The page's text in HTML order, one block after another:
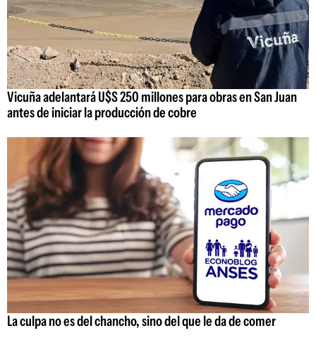
Vicuña adelantará U$S 250 millones para obras en San Juan
antes de iniciar la producción de cobre
La culpa no es del chancho, sino del que le da de comer